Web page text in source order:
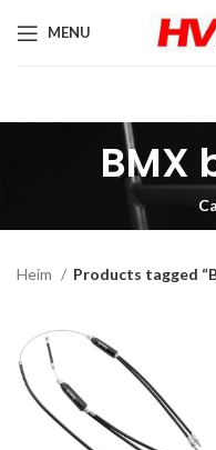
MENU
BMX
Heim Products tagged